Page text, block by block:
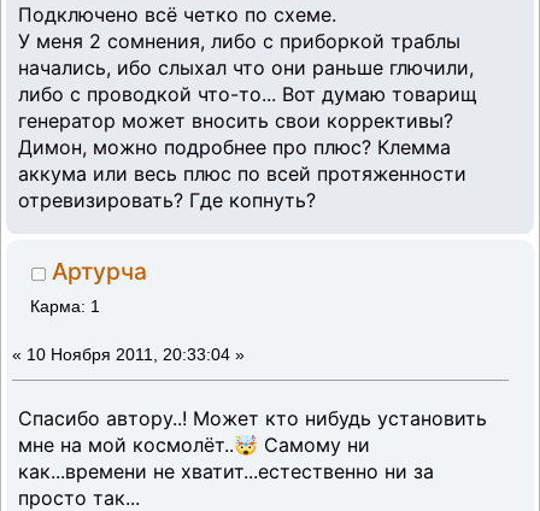
Подключено всё четко по схеме.
У меня 2 сомнения, либо с приборкой траблы
начались, ибо слыхал что они раньше глючили,
либо с проводкой что-то... Вот думаю товарищ
генератор может вносить свои коррективы?
Димон, можно подробнее про плюс? Клемма
аккума или весь плюс по всей протяженности
отревизировать? Где копнуть?
Артурча
Карма: 1
« 10 Ноября 2011, 20:33:04 »
Спасибо автору..! Может кто нибудь установить
мне на мой космолёт..🤯 Самому ни
как...времени не хватит...естественно ни за
просто так...